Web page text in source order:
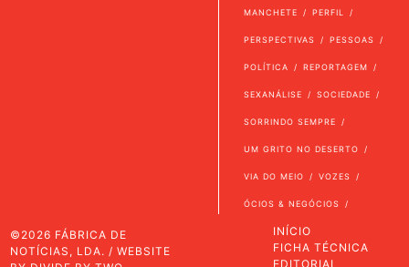
MANCHETE PERFIL
PERSPECTIVAS PESSOAS
POLÍTICA REPORTAGEM
SEXANÁLISE SOCIEDADE
SORRINDO SEMPRE
UM GRITO NO DESERTO
VIA DO MEIO VOZES
ÓCIOS & NEGÓCIOS
©2026 FÁBRICA DE
NOTÍCIAS, LDA. / WEBSITE
INÍCIO
FICHA TÉCNICA
EDITORIAL